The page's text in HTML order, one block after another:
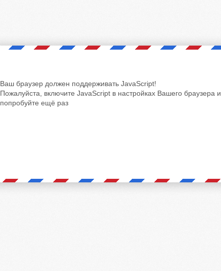
Ваш браузер должен поддерживать JavaScript!
Пожалуйста, включите JavaScript в настройках Вашего браузера и
попробуйте ещё раз